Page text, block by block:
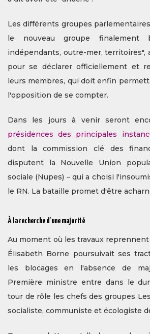
Les différents groupes
le nouveau groupe finalement
indépendants, outre-mer, territoires",
pour se déclarer officiellement et
leurs membres, qui doit enfin
l'opposition de se compter.
Dans les jours à venir seront
présidences des principales
dont la commission clé des
disputent la Nouvelle Union
sociale (Nupes) – qui a choisi
le RN. La bataille promet d'être
À la recherche d'une majorité
Au moment où les travaux
Élisabeth Borne poursuivait ses
les blocages en l'absence de
Première ministre entre dans le
tour de rôle les chefs des groupes
socialiste, communiste et écologiste